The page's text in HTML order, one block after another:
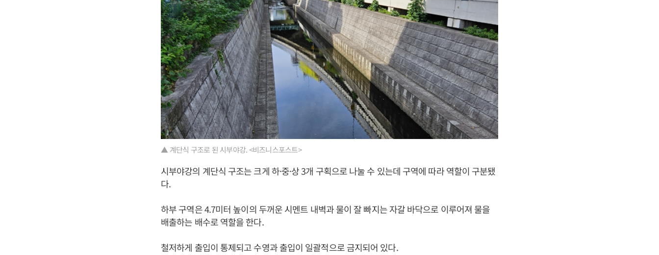
▲ 계단식 구조로 된 시부야강. <비즈니스포스트>
시부야강의 계단식 구조는 크게 하·중·상 3개 구획으로 나눌 수 있는데 구역에 따라 역할이 구분됐
다.
하부 구역은 4.7미터 높이의 두꺼운 시멘트 내벽과 물이 잘 빠지는 자갈 바닥으로 이루어져 물을
배출하는 배수로 역할을 한다.
철저하게 출입이 통제되고 수영과 출입이 일괄적으로 금지되어 있다.